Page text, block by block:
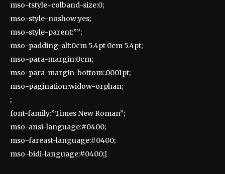
mso-tstyle-colband-size:0;
mso-style-noshow:yes;
mso-style-parent:””;
mso-padding-alt:0cm 5.4pt 0cm 5.4pt;
mso-para-margin:0cm;
mso-para-margin-bottom:.0001pt;
mso-pagination:widow-orphan;
;
font-family:”Times New Roman”;
mso-ansi-language:#0400;
mso-fareast-language:#0400;
mso-bidi-language:#0400;}